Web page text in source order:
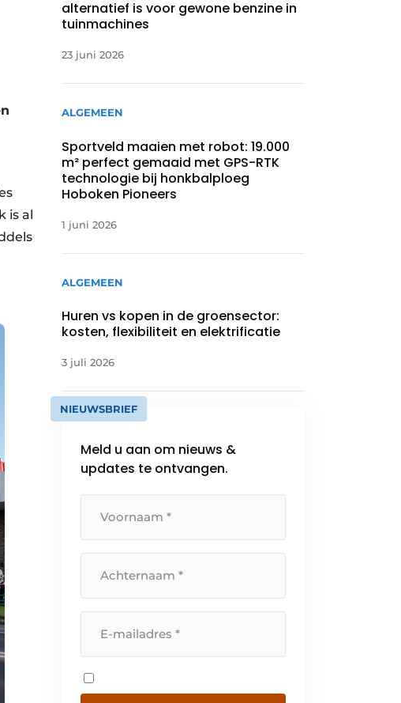
is al
alternatief is voor gewone benzine in
tuinmachines
23 juni 2026
ALGEMEEN
Sportveld maaien met robot: 19.000
m² perfect gemaaid met GPS-RTK
technologie bij honkbalploeg
Hoboken Pioneers
1 juni 2026
ALGEMEEN
Huren vs kopen in de groensector:
kosten, flexibiliteit en elektrificatie
3 juli 2026
NIEUWSBRIEF
Meld u aan om nieuws &
updates te ontvangen.